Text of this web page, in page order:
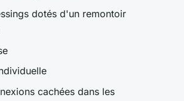
dotés d'un remontoir
cachées dans les